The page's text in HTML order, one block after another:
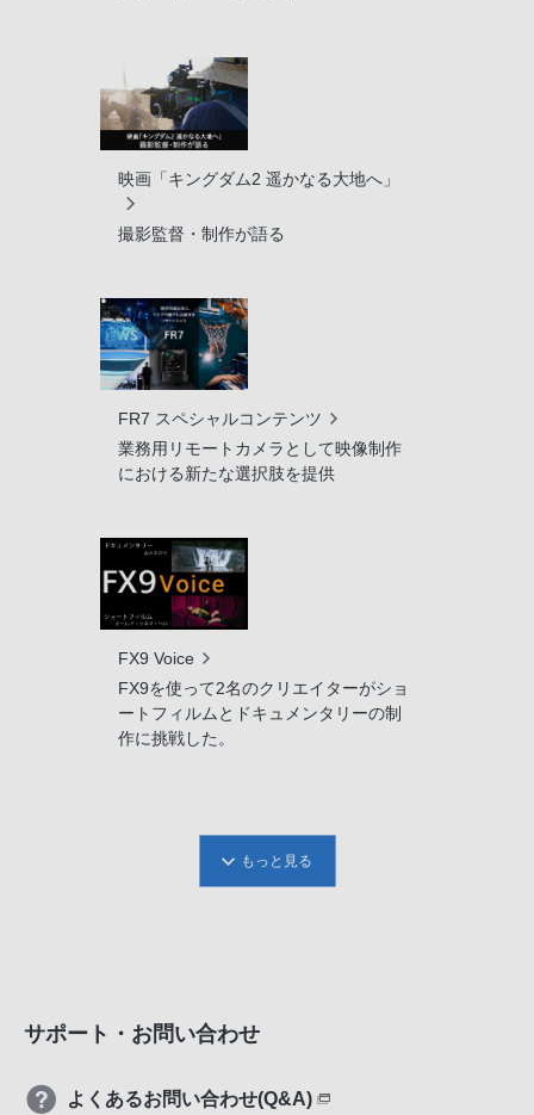
映画「キングダム2 遥かなる大地へ」
撮影監督・制作が語る
FR7 スペシャルコンテンツ
業務用リモートカメラとして映像制作
における新たな選択肢を提供
FX9 Voice
FX9を使って2名のクリエイターがショ
ートフィルムとドキュメンタリーの制
作に挑戦した。
もっと見る
サポート・お問い合わせ
よくあるお問い合わせ(Q&A)